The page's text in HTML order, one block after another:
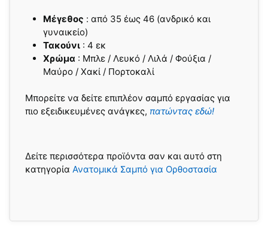
Μέγεθος : από 35 έως 46 (ανδρικό και
γυναικείο)
Τακούνι : 4 εκ
Χρώμα : Μπλε / Λευκό / Λιλά / Φούξια /
Μαύρο / Χακί / Πορτοκαλί
Μπορείτε να δείτε επιπλέον σαμπό εργασίας για
πιο εξειδικευμένες ανάγκες, πατώντας εδώ!
Δείτε περισσότερα προϊόντα σαν και αυτό στη
κατηγορία Ανατομικά Σαμπό για Ορθοστασία